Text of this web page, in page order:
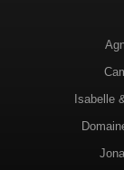
Isabelle